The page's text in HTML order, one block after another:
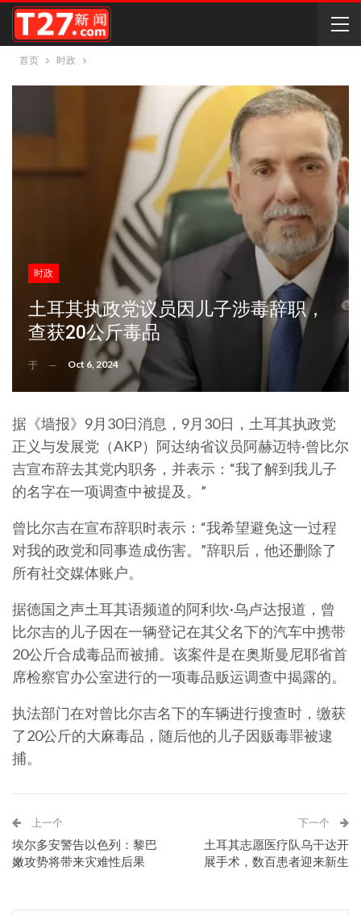
首页 时政
时政
土耳其执政党议员因儿子涉毒辞职，
查获20公斤毒品
于 Oct 6, 2024
据《墙报》9月30日消息，9月30日，土耳其执政党
正义与发展党（AKP）阿达纳省议员阿赫迈特·曾比尔
吉宣布辞去其党内职务，并表示：“我了解到我儿子
的名字在一项调查中被提及。”
曾比尔吉在宣布辞职时表示：“我希望避免这一过程
对我的政党和同事造成伤害。”辞职后，他还删除了
所有社交媒体账户。
据德国之声土耳其语频道的阿利坎·乌卢达报道，曾
比尔吉的儿子因在一辆登记在其父名下的汽车中携带
20公斤合成毒品而被捕。该案件是在奥斯曼尼耶省首
席检察官办公室进行的一项毒品贩运调查中揭露的。
执法部门在对曾比尔吉名下的车辆进行搜查时，缴获
了20公斤的大麻毒品，随后他的儿子因贩毒罪被逮
捕。
上一个
埃尔多安警告以色列：黎巴
嫩攻势将带来灾难性后果
下一个
土耳其志愿医疗队乌干达开
展手术，数百患者迎来新生